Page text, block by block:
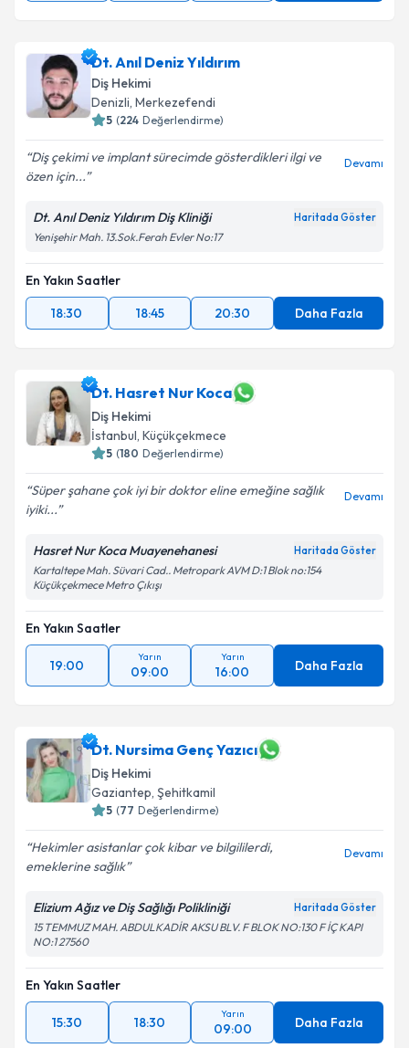
Dt. Anıl Deniz Yıldırım
Diş Hekimi
Denizli, Merkezefendi
5 (224 Değerlendirme)
Diş çekimi ve implant sürecimde gösterdikleri ilgi ve
özen için...
Devamı
Dt. Anıl Deniz Yıldırım Diş Kliniği Haritada Göster
Yenişehir Mah. 13.Sok.Ferah Evler No:17
En Yakın Saatler
18:30
18:45 20:30 Daha Fazla
Dt. Hasret Nur Koca
Diş Hekimi
İstanbul, Küçükçekmece
5 (180 Değerlendirme)
Süper şahane çok iyi bir doktor eline emeğine sağlık
iyiki...
Devamı
Hasret Nur Koca Muayenehanesi Haritada Göster
Kartaltepe Mah. Süvari Cad.. Metropark AVM D:1 Blok no:154
Küçükçekmece Metro Çıkışı
En Yakın Saatler
19:00
Yarın
09:00
Yarın
16:00 Daha Fazla
Dt. Nursima Genç Yazıcı
Diş Hekimi
Gaziantep, Şehitkamil
5 (77 Değerlendirme)
Hekimler asistanlar çok kibar ve bilgililerdi,
emeklerine sağlık
Devamı
Elizium Ağız ve Diş Sağlığı Polikliniği Haritada Göster
15 TEMMUZ MAH. ABDULKADİR AKSU BLV. F BLOK NO:130 F İÇ KAPI
NO:1 27560
En Yakın Saatler
15:30 18:30
Yarın
09:00 Daha Fazla